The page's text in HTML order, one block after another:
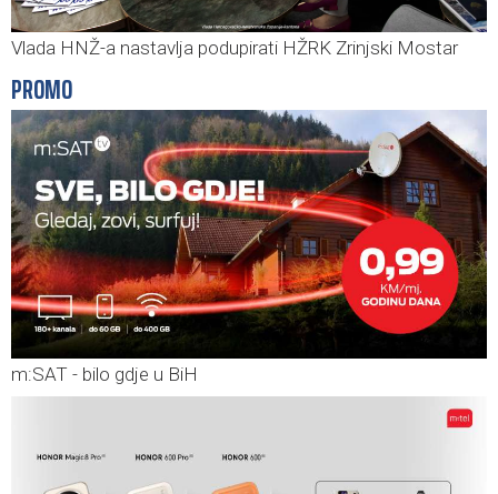
Vlada HNŽ-a nastavlja podupirati HŽRK Zrinjski Mostar
PROMO
m:SAT - bilo gdje u BiH